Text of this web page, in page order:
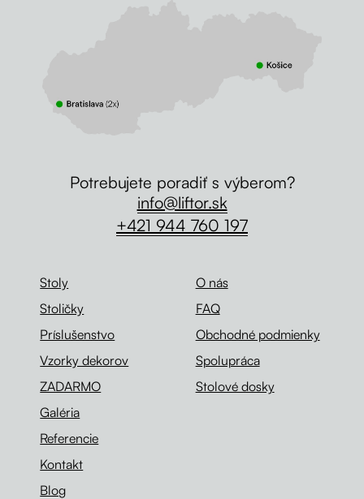
Stoly
Stoličky
Príslušenstvo
Vzorky dekorov
ZADARMO
Galéria
Referencie
Kontakt
Blog
O nás
FAQ
Obchodné podmienky
Spolupráca
Stolové dosky
Potrebujete poradiť s výberom?
info@liftor.sk
+421 944 760 197